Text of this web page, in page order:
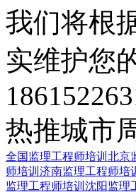
我们将根
实维护您
热推城市
全国监理工程师培训 北京
师培训 济南监理工程师培
监理工程师培训 沈阳监理